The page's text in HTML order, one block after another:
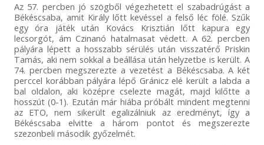
Az 57. percben jó szögből végezhetett el szabadrúgást a
Békéscsaba, amit Király lőtt kevéssel a felső léc fölé. Szűk
egy óra játék után Kovács Krisztián lőtt kapura egy
lecsorgót, ám Czinanó hatalmasat védett. A 62. percben
pályára lépett a hosszabb sérülés után visszatérő Priskin
Tamás, aki nem sokkal a beállása után helyzetbe is került. A
74. percben megszerezte a vezetést a Békéscsaba. A két
perccel korábban pályára lépő Gránicz elé került a labda a
bal oldalon, aki középre cselezte magát, majd kilőtte a
hosszút (0-1). Ezután már hiába próbált mindent megtenni
az ETO, nem sikerült egalizálniuk az eredményt, így a
Békéscsaba elvitte a három pontot és megszerezte
szezonbeli második győzelmét.